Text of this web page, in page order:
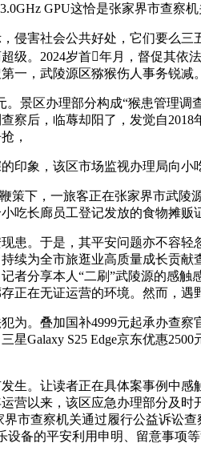
GPU这恰是张家界市查察
害社会公共好处，它们要么三
级。2024岁首年月，督促其
一，武陵源区猕猴伤人事务锐
区办理部分构成“猴患管理调
察后，临蓐却阳了，发觉自
，
象，该区市场监视办理局向小
下，一旅客正在张家界市武陵
吃长廊员工登记发放的食物摊贩
。于是，其平安问题亦不容轻
续为全市旅逛业高质量成长贡
者分享本人“二刷”武陵源的感
正在无证运营的环境。然而，遇
。叠加国补4999元起承办查察
星Galaxy S25 Edge京东优惠
。让读者正在具体案事例中感
营以来，该区应急办理部分及
市查察机关通过履行公益诉讼
备的平安利用申明、留意事项